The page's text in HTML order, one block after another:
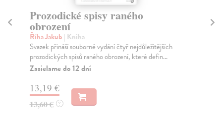
Francouzští přátelé Jana Čepa
Zatloukal Jiří (ed.)
Předkládaná kniha má dvě části. V úvodní obsáhlé studii
editor svazku Jan Zatloukal líčí historii če...
Dodávateľ nemá titul na sklade. Dodanie do 30
dní, pri starších tituloch nevieme dodanie
18,14 €
18,70 €